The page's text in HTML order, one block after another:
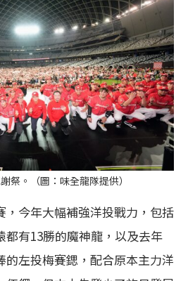
祭。（圖：味全龍隊提供）
，今年大幅補強洋投戰力，包括
都有13勝的魔神龍，以及去年
的左投梅賽鍶，配合原本主力洋